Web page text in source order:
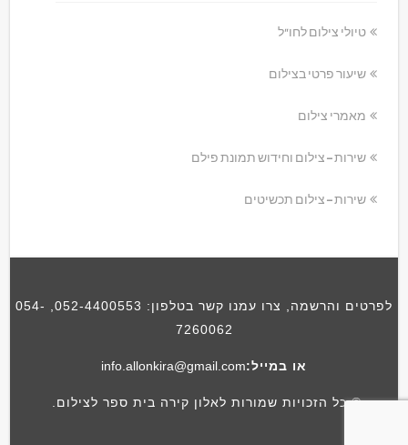
טיולי צילום לחו"ל
שיעור פרטי בצילום
מאמרי צילום
שירות – צילום וחידוש תמונת פילם
שירות – צילום תכשיטים
לפרטים והרשמה, צרו עמנו קשר בטלפון: 052-4400553
054-
7260062
או במייל:info.allonkira@gmail.com
© כל הזכויות שמורות לאלון קירה בית ספר לצילום.